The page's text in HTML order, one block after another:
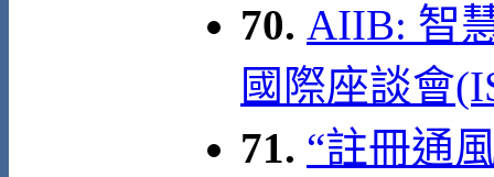
70. AIIB: 智
國際座談會
71. “註冊通